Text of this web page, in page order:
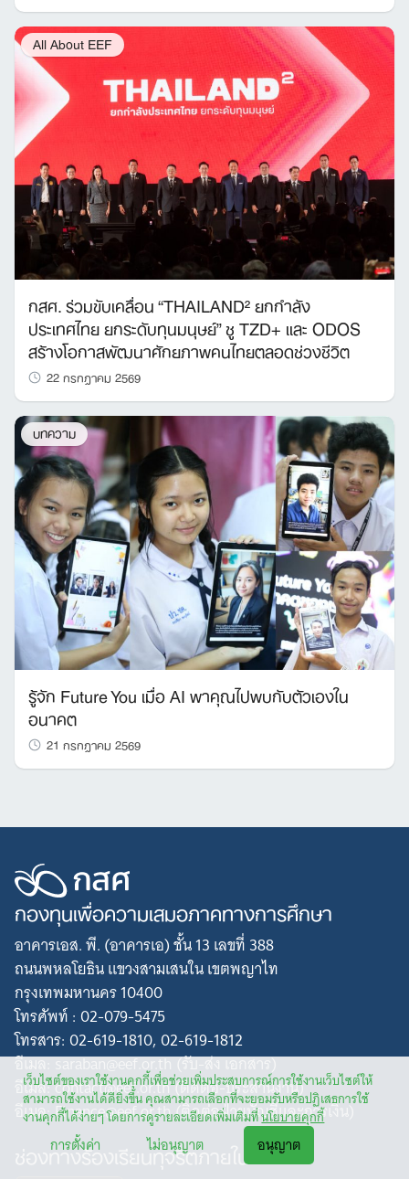
เว็บไซต์ของเราใช้งานคุกกี้เพื่อช่วยเพิ่มประสบการณ์การใช้งานเว็บไซต์ให้
สามารถใช้งานได้ดียิ่งขึ้น คุณสามารถเลือกที่จะยอมรับหรือปฏิเสธการใช้
งานคุกกี้ได้ง่ายๆ โดยการดูรายละเอียดเพิ่มเติมที่นโยบายคุกกี้
การตั้งค่า ไม่อนุญาต อนุญาต
All About EEF
กสศ. ร่วมขับเคลื่อน “THAILAND² ยกกำลัง
ประเทศไทย ยกระดับทุนมนุษย์” ชู TZD+ และ ODOS
สร้างโอกาสพัฒนาศักยภาพคนไทยตลอดช่วงชีวิต
22 กรกฎาคม 2569
บทความ
รู้จัก Future You เมื่อ AI พาคุณไปพบกับตัวเองใน
อนาคต
21 กรกฎาคม 2569
กองทุนเพื่อความเสมอภาคทางการศึกษา
อาคารเอส. พี. (อาคารเอ) ชั้น 13 เลขที่ 388
ถนนพหลโยธิน แขวงสามเสนใน เขตพญาไท
กรุงเทพมหานคร 10400
โทรศัพท์ : 02-079-5475
โทรสาร: 02-619-1810, 02-619-1812
อีเมล: saraban@eef.or.th (รับ-ส่ง เอกสาร)
อีเมล: contact@eef.or.th (ติดต่อ-ประสานงาน)
อีเมล: Finance@eef.or.th (ติดต่อฝ่ายบัญชีและการเงิน)
ช่องทางร้องเรียนทุจริตภายใน